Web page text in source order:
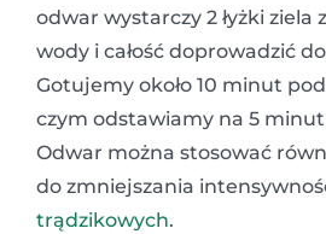
odwar wystarczy 2 łyżki ziela
wody i całość doprowadzić
Gotujemy około 10 minut
czym odstawiamy na 5
Odwar można stosować
do zmniejszania
trądzikowych.